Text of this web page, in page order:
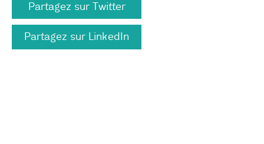
Partagez sur Twitter
Partagez sur LinkedIn